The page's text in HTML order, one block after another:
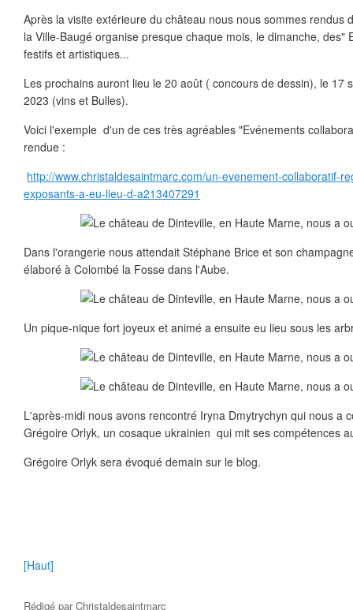
Après la visite extérieure du château nous nous sommes rendus
la Ville-Baugé organise presque chaque mois, le dimanche, des"
festifs et artistiques...
Les prochains auront lieu le 20 août ( concours de dessin), le 17
2023 (vins et Bulles).
Voici l'exemple d'un de ces très agréables "Evénements
rendue :
http://www.christaldesaintmarc.com/un-evenement-collaboratif-
exposants-a-eu-lieu-d-a213407291
Dans l'orangerie nous attendait Stéphane Brice et son
élaboré à Colombé la Fosse dans l'Aube.
Un pique-nique fort joyeux et animé a ensuite eu lieu sous les
L'après-midi nous avons rencontré Iryna Dmytrychyn qui nous a
Grégoire Orlyk, un cosaque ukrainien qui mit ses compétences
Grégoire Orlyk sera évoqué demain sur le blog.
[Haut]
Rédigé parChristaldesaintmarc